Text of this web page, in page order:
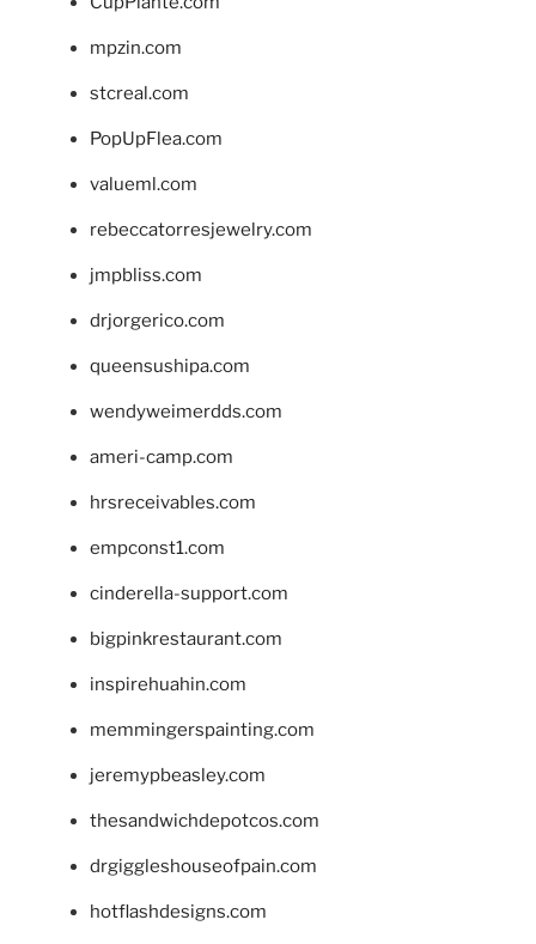
mpzin.com
stcreal.com
PopUpFlea.com
valueml.com
rebeccatorresjewelry.com
jmpbliss.com
drjorgerico.com
queensushipa.com
wendyweimerdds.com
ameri-camp.com
hrsreceivables.com
empconst1.com
cinderella-support.com
bigpinkrestaurant.com
inspirehuahin.com
memmingerspainting.com
jeremypbeasley.com
thesandwichdepotcos.com
drgiggleshouseofpain.com
hotflashdesigns.com